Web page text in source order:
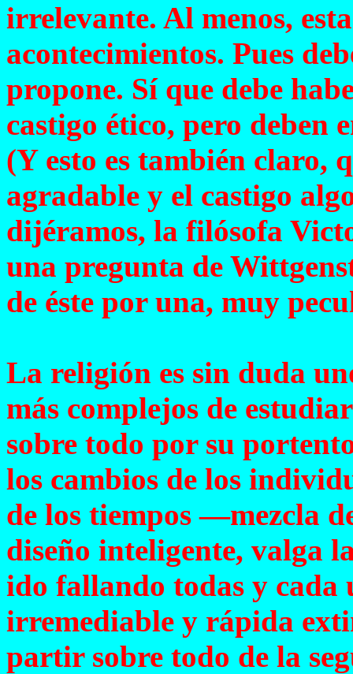
irrelevante. Al menos,
acontecimientos. Pues
propone. Sí que debe
castigo ético, pero deben
(Y esto es también claro,
agradable y el castigo
dijéramos, la filósofa
una pregunta de
de éste por una, muy
La religión es sin duda
más complejos de
sobre todo por su
los cambios de los
de los tiempos —mezcla
diseño inteligente, valga
ido fallando todas y cada
irremediable y rápida
partir sobre todo de la